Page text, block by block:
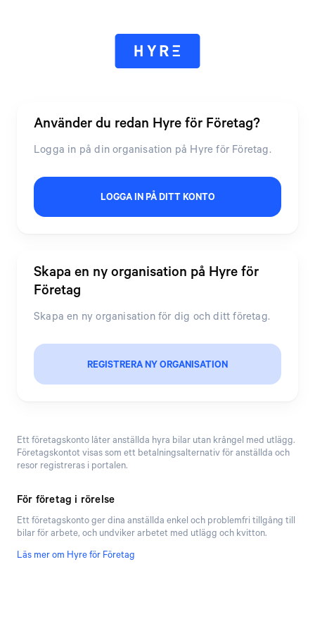
Använder du redan Hyre för Företag?
Logga in på din organisation på Hyre för Företag.
LOGGA IN PÅ DITT KONTO
Skapa en ny organisation på Hyre för
Företag
Skapa en ny organisation för dig och ditt företag.
REGISTRERA NY ORGANISATION
Ett företagskonto låter anställda hyra bilar utan krångel med utlägg.
Företagskontot visas som ett betalningsalternativ för anställda och
resor registreras i portalen.
För företag i rörelse
Ett företagskonto ger dina anställda enkel och problemfri tillgång till
bilar för arbete, och undviker arbetet med utlägg och kvitton.
Läs mer om Hyre för Företag